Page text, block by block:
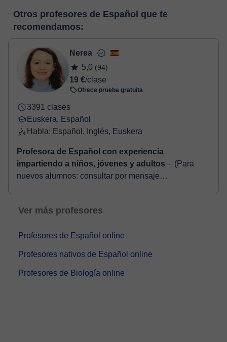
pizarra virtual o el editor de textos a tiempo real. En el siguiente
enlace puedes ver una demo del aula y conocerla:
virtual
horas, podrás realizar el pago mediante tarjeta de débito o
crédito.
Una vez realices el pago de la clase, recibirás un e-mail de
confirmación de la reserva.
Otros profesores de Español que te
recomendamos:
Nerea
5,0 (94)
19 €/clase
Ofrece prueba gratuita
3391 clases
Euskera, Español
Habla: Español, Inglés, Euskera
Profesora de Español con experiencia
impartiendo a niños, jóvenes y adultos ⏤ (Para
nuevos alumnos: consultar por mensaje
Ver más profesores
Profesores de Español online
Profesores nativos de Español online
Profesores de Biología online